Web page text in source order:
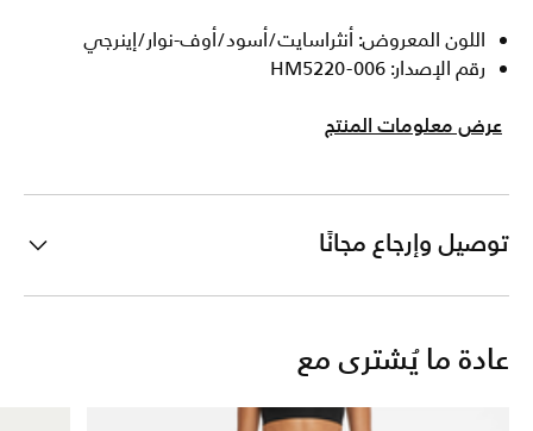
اللون المعروض: أنثراسايت/أسود/أوف-نوار/إينرجي
رقم الإصدار: HM5220-006
عرض معلومات المنتج
توصيل وإرجاع مجانًا
عادة ما يُشترى مع